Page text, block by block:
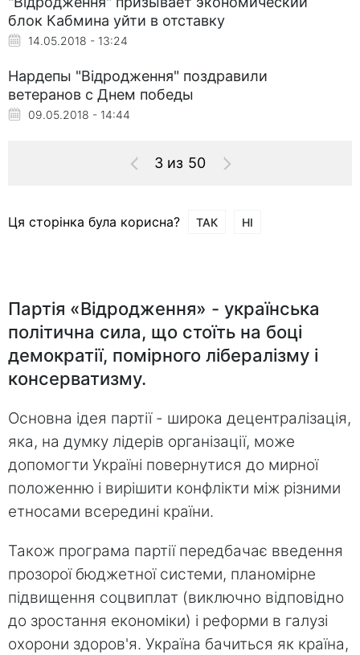
блок Кабмина уйти в отставку
14.05.2018 - 13:24
Нардепы "Відродження" поздравили
ветеранов с Днем победы
09.05.2018 - 14:44
3 из 50
Ця сторінка була корисна? ТАК НІ
Партія «Відродження» - українська
політична сила, що стоїть на боці
демократії, помірного лібералізму і
консерватизму.
Основна ідея партії - широка децентралізація,
яка, на думку лідерів організації, може
допомогти Україні повернутися до мирної
положенню і вирішити конфлікти між різними
етносами всередині країни.
Також програма партії передбачає введення
прозорої бюджетної системи, планомірне
підвищення соцвиплат (виключно відповідно
до зростання економіки) і реформи в галузі
охорони здоров'я. Україна бачиться як країна,